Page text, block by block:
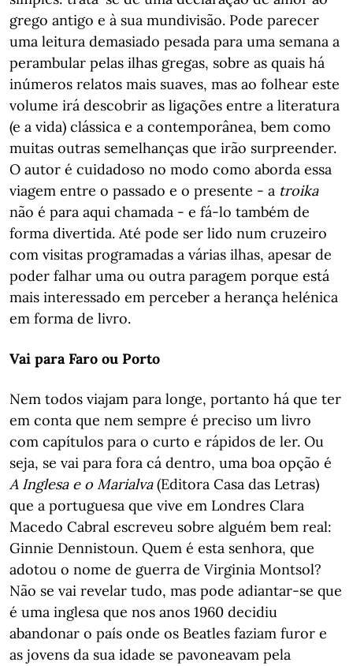
grego antigo e à sua mundivisão. Pode parecer
uma leitura demasiado pesada para uma semana a
perambular pelas ilhas gregas, sobre as quais há
inúmeros relatos mais suaves, mas ao folhear este
volume irá descobrir as ligações entre a literatura
(e a vida) clássica e a contemporânea, bem como
muitas outras semelhanças que irão surpreender.
O autor é cuidadoso no modo como aborda essa
viagem entre o passado e o presente - a troika
não é para aqui chamada - e fá-lo também de
forma divertida. Até pode ser lido num cruzeiro
com visitas programadas a várias ilhas, apesar de
poder falhar uma ou outra paragem porque está
mais interessado em perceber a herança helénica
em forma de livro.
Vai para Faro ou Porto
Nem todos viajam para longe, portanto há que ter
em conta que nem sempre é preciso um livro
com capítulos para o curto e rápidos de ler. Ou
seja, se vai para fora cá dentro, uma boa opção é
A Inglesa e o Marialva(Editora Casa das Letras)
que a portuguesa que vive em Londres Clara
Macedo Cabral escreveu sobre alguém bem real:
Ginnie Dennistoun. Quem é esta senhora, que
adotou o nome de guerra de Virginia Montsol?
Não se vai revelar tudo, mas pode adiantar-se que
é uma inglesa que nos anos 1960 decidiu
abandonar o país onde os Beatles faziam furor e
as jovens da sua idade se pavoneavam pela